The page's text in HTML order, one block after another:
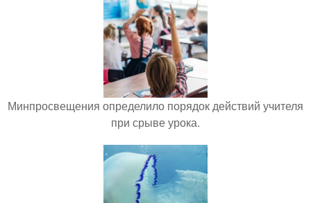
Минпросвещения определило порядок действий учителя
при срыве урока.